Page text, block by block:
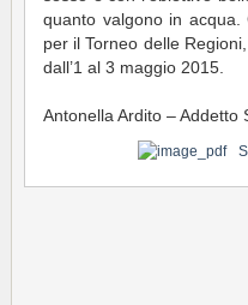
quanto valgono in
per il Torneo delle
dall’1 al 3 maggio 2015.
Antonella Ardito – Addetto